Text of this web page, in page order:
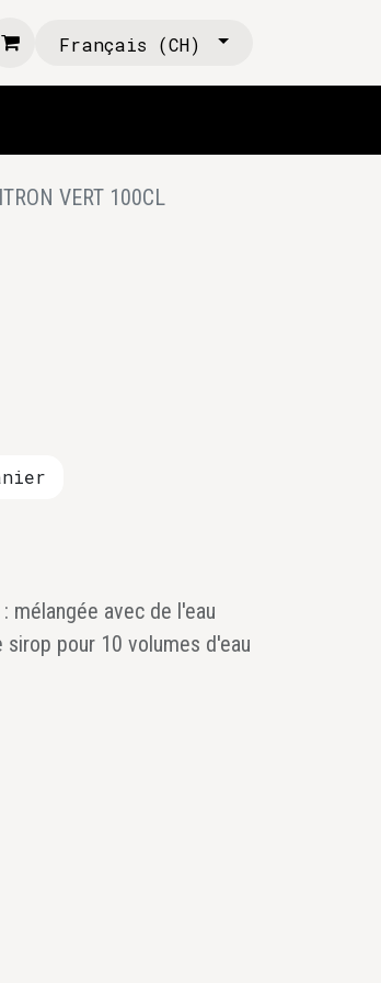
Français (CH)
VERT 100CL
mélangée avec de l'eau
pour 10 volumes d'eau